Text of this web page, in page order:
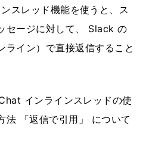
スレッド機能を使うと、ス
セージに対して、 Slack の
ライン）で直接返信すること
インラインスレッドの使
法 「返信で引用」 について